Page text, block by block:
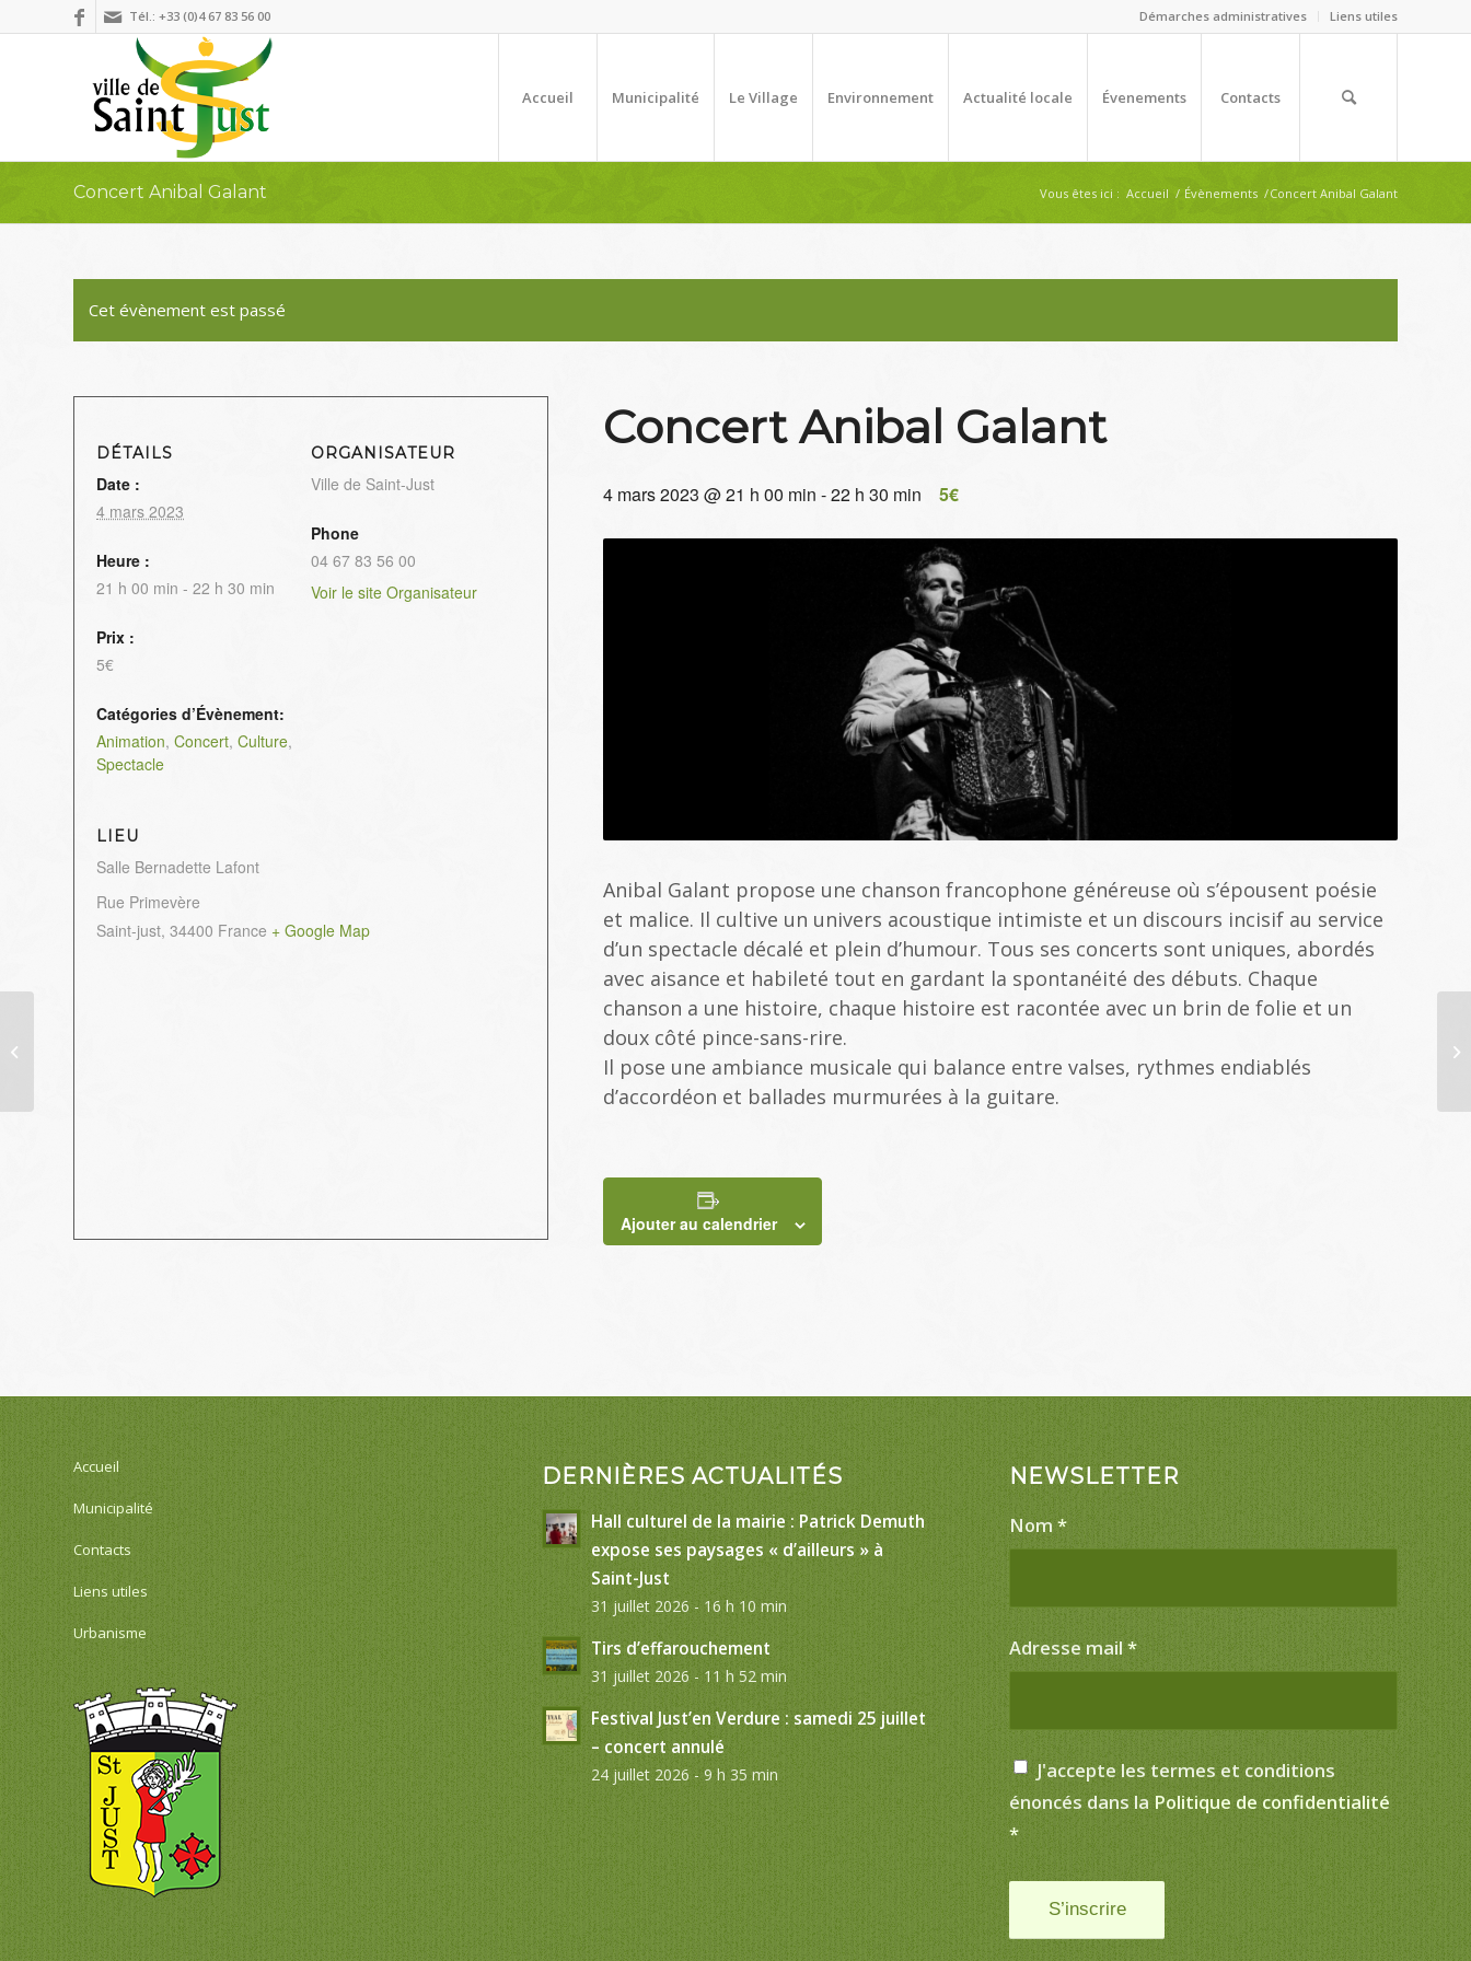
Démarches administratives Liens utiles
Tél.: +33 (0)4 67 83 56 00
Accueil Municipalité Le Village Environnement Actualité locale Évenements Contacts
Concert Anibal Galant Vous êtes ici : Accueil / Évènements /Concert Anibal Galant
Cet évènement est passé
Concert Anibal Galant
4 mars 2023 @ 21 h 00 min -22 h 30 min 5€
Anibal Galant propose une chanson francophone généreuse où s’épousent poésie
et malice. Il cultive un univers acoustique intimiste et un discours incisif au service
d’un spectacle décalé et plein d’humour. Tous ses concerts sont uniques, abordés
avec aisance et habileté tout en gardant la spontanéité des débuts. Chaque
chanson a une histoire, chaque histoire est racontée avec un brin de folie et un
doux côté pince-sans-rire.
Il pose une ambiance musicale qui balance entre valses, rythmes endiablés
d’accordéon et ballades murmurées à la guitare.
Ajouter au calendrier
DÉTAILS
Date :
4 mars 2023
Heure :
21 h 00 min - 22 h 30 min
Prix :
5€
Catégories d’Évènement:
Animation, Concert, Culture,
Spectacle
ORGANISATEUR
Ville de Saint-Just
Phone
04 67 83 56 00
Voir le site Organisateur
LIEU
Salle Bernadette Lafont
Rue Primevère
Saint-just, 34400 France + Google Map
Accueil
Municipalité
Contacts
Liens utiles
Urbanisme
DERNIÈRES ACTUALITÉS
Hall culturel de la mairie : Patrick Demuth
expose ses paysages « d’ailleurs » à
Saint-Just
31 juillet 2026 - 16 h 10 min
Tirs d’effarouchement
31 juillet 2026 - 11 h 52 min
Festival Just’en Verdure : samedi 25 juillet
– concert annulé
24 juillet 2026 - 9 h 35 min
NEWSLETTER
Nom*
Adresse mail*
J'accepte les termes et conditions
énoncés dans la Politique de confidentialité
*